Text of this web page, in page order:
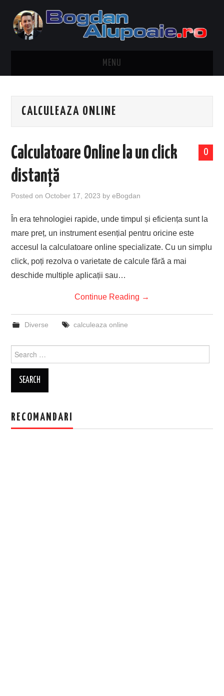
MENU
CONTACT
TRAVEL
EVENIMENTE
TECH
CALCULEAZA ONLINE
0
Calculatoare Online la un click
distanță
Posted onOctober 17, 2023 byeBogdan
În era tehnologiei rapide, unde timpul și eficiența sunt la
mare preț, un instrument esențial pentru oricine este
accesul la calculatoare online specializate. Cu un simplu
click, poți rezolva o varietate de calcule fără a mai
deschide multiple aplicații sau…
Continue Reading →
Diverse calculeaza online
for:
RECOMANDARI